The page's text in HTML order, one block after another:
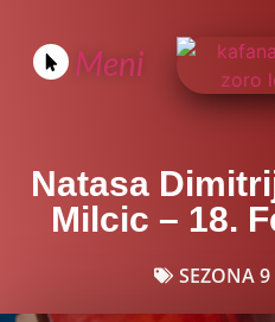
Meni
Natasa
Milcic – 18.
SEZONA